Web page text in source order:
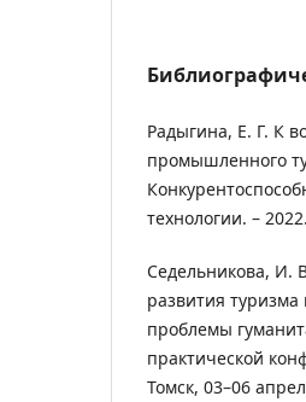
Радыгина, Е. Г. К
промышленного
технологии. –
Седельникова, И.
развития
проблемы
практической
Томск, 03–06